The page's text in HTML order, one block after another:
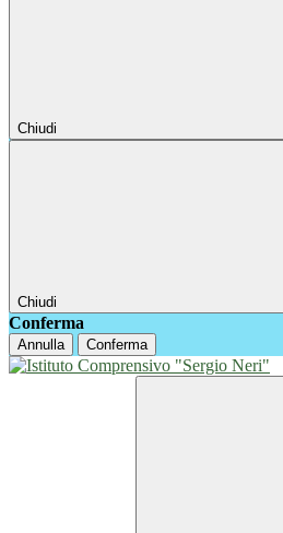
Chiudi
Chiudi
Conferma
Annulla Conferma